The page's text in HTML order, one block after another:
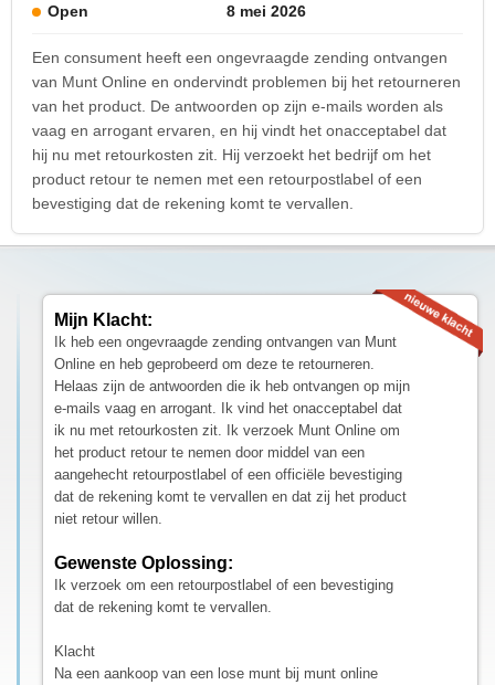
Open 8 mei 2026
Een consument heeft een ongevraagde zending ontvangen
van Munt Online en ondervindt problemen bij het retourneren
van het product. De antwoorden op zijn e-mails worden als
vaag en arrogant ervaren, en hij vindt het onacceptabel dat
hij nu met retourkosten zit. Hij verzoekt het bedrijf om het
product retour te nemen met een retourpostlabel of een
bevestiging dat de rekening komt te vervallen.
Mijn Klacht:
Ik heb een ongevraagde zending ontvangen van Munt
Online en heb geprobeerd om deze te retourneren.
Helaas zijn de antwoorden die ik heb ontvangen op mijn
e-mails vaag en arrogant. Ik vind het onacceptabel dat
ik nu met retourkosten zit. Ik verzoek Munt Online om
het product retour te nemen door middel van een
aangehecht retourpostlabel of een officiële bevestiging
dat de rekening komt te vervallen en dat zij het product
niet retour willen.
Gewenste Oplossing:
Ik verzoek om een retourpostlabel of een bevestiging
dat de rekening komt te vervallen.
Klacht
Na een aankoop van een lose munt bij munt online